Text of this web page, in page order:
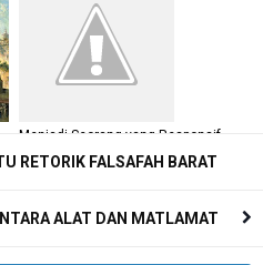
Menjadi Seorang yang Responsif
RETORIK FALSAFAH BARAT
ALAT DAN MATLAMAT